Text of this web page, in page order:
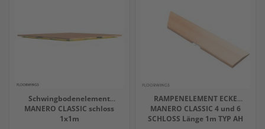
Schwingbodenelement
MANERO CLASSIC schloss
1x1m
RAMPENELEMENT ECKE
MANERO CLASSIC 4 und 6
SCHLOSS Länge 1m TYP AH